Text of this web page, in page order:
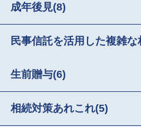
成年後見(8)
民事信託を活用した複雑
生前贈与(6)
相続対策あれこれ(5)